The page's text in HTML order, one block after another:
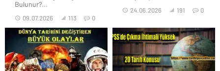
Bulunur?...
09.07.2026 113 0
24.06.2026 191 0